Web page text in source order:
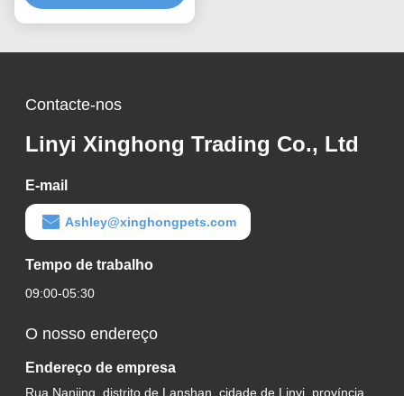
líquidos e desempenho
Contacte-nos
Linyi Xinghong Trading Co., Ltd
E-mail
Ashley@xinghongpets.com
Tempo de trabalho
09:00-05:30
O nosso endereço
Endereço de empresa
Rua Nanjing, distrito de Lanshan, cidade de Linyi, província